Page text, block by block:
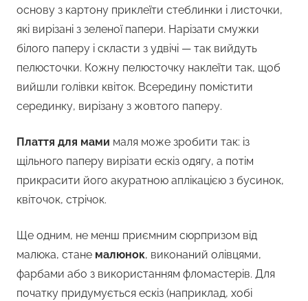
основу з картону приклеїти стеблинки і листочки,
які вирізані з зеленої папери. Нарізати смужки
білого паперу і скласти з удвічі — так вийдуть
пелюсточки. Кожну пелюсточку наклеїти так, щоб
вийшли голівки квіток. Всередину помістити
серединку, вирізану з жовтого паперу.
Плаття для мами маля може зробити так: із
щільного паперу вирізати ескіз одягу, а потім
прикрасити його акуратною аплікацією з бусинок,
квіточок, стрічок.
Ще одним, не менш приємним сюрпризом від
малюка, стане малюнок, виконаний олівцями,
фарбами або з використанням фломастерів. Для
початку придумується ескіз (наприклад, хобі